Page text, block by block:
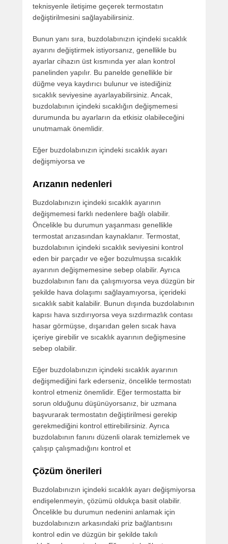
teknisyenle iletişime geçerek termostatın
değiştirilmesini sağlayabilirsiniz.
Bunun yanı sıra, buzdolabınızın içindeki sıcaklık
ayarını değiştirmek istiyorsanız, genellikle bu
ayarlar cihazın üst kısmında yer alan kontrol
panelinden yapılır. Bu panelde genellikle bir
düğme veya kaydırıcı bulunur ve istediğiniz
sıcaklık seviyesine ayarlayabilirsiniz. Ancak,
buzdolabının içindeki sıcaklığın değişmemesi
durumunda bu ayarların da etkisiz olabileceğini
unutmamak önemlidir.
Eğer buzdolabınızın içindeki sıcaklık ayarı
değişmiyorsa ve
Arızanın nedenleri
Buzdolabınızın içindeki sıcaklık ayarının
değişmemesi farklı nedenlere bağlı olabilir.
Öncelikle bu durumun yaşanması genellikle
termostat arızasından kaynaklanır. Termostat,
buzdolabının içindeki sıcaklık seviyesini kontrol
eden bir parçadır ve eğer bozulmuşsa sıcaklık
ayarının değişmemesine sebep olabilir. Ayrıca
buzdolabının fanı da çalışmıyorsa veya düzgün bir
şekilde hava dolaşımı sağlayamıyorsa, içerideki
sıcaklık sabit kalabilir. Bunun dışında buzdolabının
kapısı hava sızdırıyorsa veya sızdırmazlık contası
hasar görmüşse, dışarıdan gelen sıcak hava
içeriye girebilir ve sıcaklık ayarının değişmesine
sebep olabilir.
Eğer buzdolabınızın içindeki sıcaklık ayarının
değişmediğini fark ederseniz, öncelikle termostatı
kontrol etmeniz önemlidir. Eğer termostatta bir
sorun olduğunu düşünüyorsanız, bir uzmana
başvurarak termostatın değiştirilmesi gerekip
gerekmediğini kontrol ettirebilirsiniz. Ayrıca
buzdolabının fanını düzenli olarak temizlemek ve
çalışıp çalışmadığını kontrol et
Çözüm önerileri
Buzdolabınızın içindeki sıcaklık ayarı değişmiyorsa
endişelenmeyin, çözümü oldukça basit olabilir.
Öncelikle bu durumun nedenini anlamak için
buzdolabınızın arkasındaki priz bağlantısını
kontrol edin ve düzgün bir şekilde takılı